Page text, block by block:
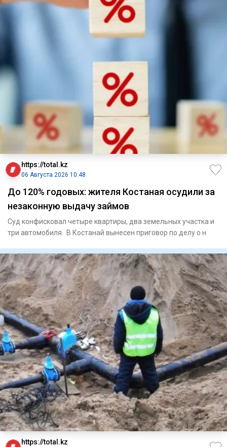
https://total.kz
06 Августа 2026 10:48
До 120% годовых: жителя Костаная осудили за
незаконную выдачу займов
Суд конфисковал четыре квартиры, два земельных участка и
три автомобиля. В Костанай вынесен приговор по делу о н
https://total.kz